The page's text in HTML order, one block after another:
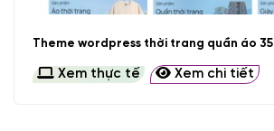
Theme wordpress thời trang quần áo 35
Xem thực tế Xem chi tiết